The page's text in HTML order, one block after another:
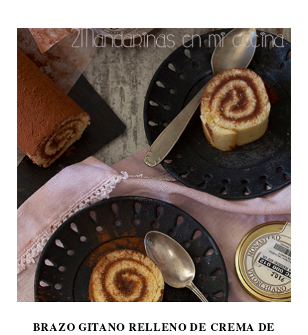
BRAZO GITANO RELLENO DE CREMA DE